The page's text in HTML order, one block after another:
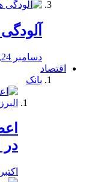
دسامبر 24, 2019
اقتصاد
بانک
در
اکتبر 19, 2019